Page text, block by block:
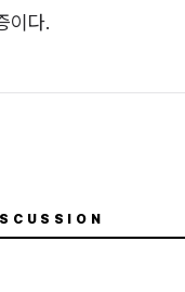
이다.